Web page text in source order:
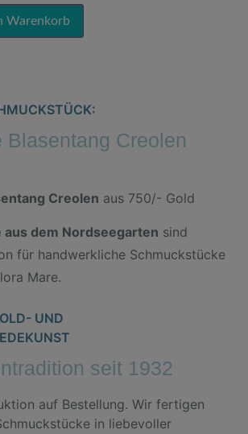
Warenkorb
Blasentang Creolen
Creolen aus 750/- Gold
aus dem Nordseegarten sind
für handwerkliche Schmuckstücke
Mare.
UND
seit 1932
auf Bestellung. Wir fertigen
in liebevoller